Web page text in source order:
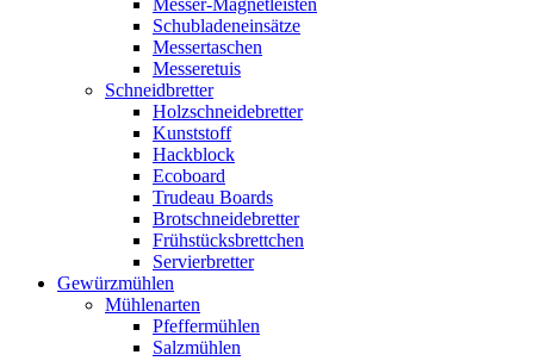
Messer-Magnetleisten
Schubladeneinsätze
Messertaschen
Messeretuis
Schneidbretter
Holzschneidebretter
Kunststoff
Hackblock
Ecoboard
Trudeau Boards
Brotschneidebretter
Frühstücksbrettchen
Servierbretter
Gewürzmühlen
Mühlenarten
Pfeffermühlen
Salzmühlen